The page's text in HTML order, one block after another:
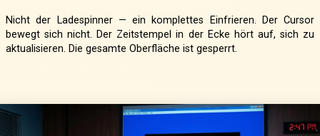
Nicht der Ladespinner — ein komplettes Einfrieren. Der Cursor
bewegt sich nicht. Der Zeitstempel in der Ecke hört auf, sich zu
aktualisieren. Die gesamte Oberfläche ist gesperrt.